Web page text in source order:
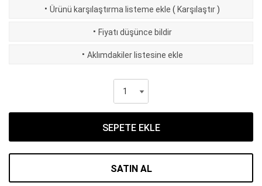
· Ürünü karşılaştırma listeme ekle ( Karşılaştır )
· Fiyatı düşünce bildir
· Aklımdakiler listesine ekle
SEPETE EKLE
SATIN AL